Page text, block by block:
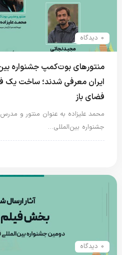
0 دیدگاه
منتورهای بوت‌کمپ جشنواره
ایران معرفی شدند؛ ساخت یک
فضای باز
محمد علیزاده به عنوان منتور و
جشنواره بین‌المللی…
0 دیدگاه